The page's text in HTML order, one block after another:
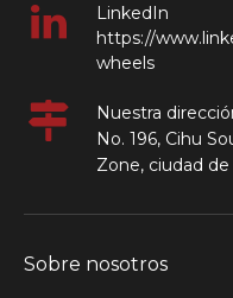
LinkedIn
https://
wheels
Nuestra
No. 196, Cihu
Zone, ciudad
Sobre nosotros